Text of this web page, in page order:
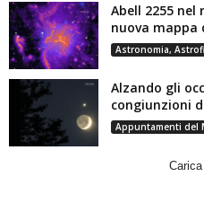
Abell 2255
nuova mappa
Astronomia,
Alzando gli
congiunzioni
Appuntamenti del